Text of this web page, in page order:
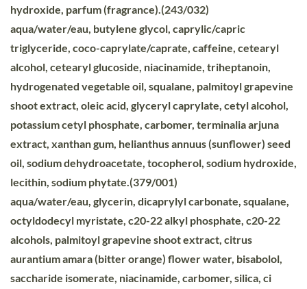
hydroxide, parfum (fragrance).(243/032)
aqua/water/eau, butylene glycol, caprylic/capric
triglyceride, coco-caprylate/caprate, caffeine, cetearyl
alcohol, cetearyl glucoside, niacinamide, triheptanoin,
hydrogenated vegetable oil, squalane, palmitoyl grapevine
shoot extract, oleic acid, glyceryl caprylate, cetyl alcohol,
potassium cetyl phosphate, carbomer, terminalia arjuna
extract, xanthan gum, helianthus annuus (sunflower) seed
oil, sodium dehydroacetate, tocopherol, sodium hydroxide,
lecithin, sodium phytate.(379/001)
aqua/water/eau, glycerin, dicaprylyl carbonate, squalane,
octyldodecyl myristate, c20-22 alkyl phosphate, c20-22
alcohols, palmitoyl grapevine shoot extract, citrus
aurantium amara (bitter orange) flower water, bisabolol,
saccharide isomerate, niacinamide, carbomer, silica, ci